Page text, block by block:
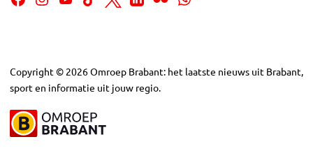
Copyright © 2026Omroep Brabant: het laatste nieuws uit Brabant,
sport en informatie uit jouw regio.